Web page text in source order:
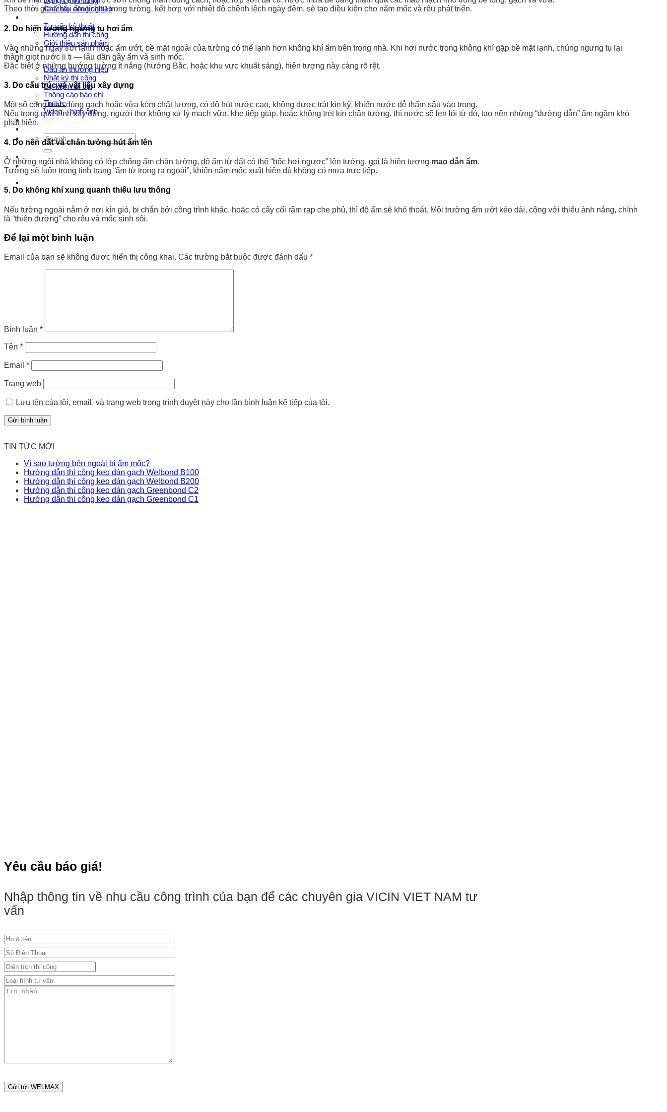
Chất tẩy công nghiệp
Tư vấn kỹ thuật
Hướng dẫn thi công
Giới thiệu sản phẩm
Dự án
Truyền thông
Dấu ấn thương hiệu
Nhật ký thi công
Sự kiện nổi bật
Thông cáo báo chí
Tin tức
Video – hình ảnh
Hợp tác Quốc Tế
FAQ
Search
for:
Theo thời gian, hơi ẩm tích tụ trong tường, kết hợp với nhiệt độ chênh lệch ngày đêm, sẽ tạo điều kiện cho nấm mốc và rêu phát triển.
2. Do hiện tượng ngưng tụ hơi ẩm
Vào những ngày trời lạnh hoặc ẩm ướt, bề mặt ngoài của tường có thể lạnh hơn không khí ấm bên trong nhà. Khi hơi nước trong không khí gặp bề mặt lạnh, chúng ngưng tụ lại
thành giọt nước li ti — lâu dần gây ẩm và sinh mốc.
Đặc biệt ở những hướng tường ít nắng (hướng Bắc, hoặc khu vực khuất sáng), hiện tượng này càng rõ rệt.
3. Do cấu trúc và vật liệu xây dựng
Một số công trình dùng gạch hoặc vữa kém chất lượng, có độ hút nước cao, không được trát kín kỹ, khiến nước dễ thấm sâu vào trong.
Nếu trong quá trình xây dựng, người thợ không xử lý mạch vữa, khe tiếp giáp, hoặc không trét kín chân tường, thì nước sẽ len lỏi từ đó, tạo nên những “đường dẫn” ẩm ngầm khó
phát hiện.
4. Do nền đất và chân tường hút ẩm lên
Ở những ngôi nhà không có lớp chống ẩm chân tường, độ ẩm từ đất có thể “bốc hơi ngược” lên tường, gọi là hiện tượng mao dẫn ẩm.
Tường sẽ luôn trong tình trạng “ẩm từ trong ra ngoài”, khiến nấm mốc xuất hiện dù không có mưa trực tiếp.
5. Do không khí xung quanh thiếu lưu thông
Nếu tường ngoài nằm ở nơi kín gió, bị chắn bởi công trình khác, hoặc có cây cối rậm rạp che phủ, thì độ ẩm sẽ khó thoát. Môi trường ẩm ướt kéo dài, cộng với thiếu ánh nắng, chính
là “thiên đường” cho rêu và mốc sinh sôi.
Để lại một bình luận
Email của bạn sẽ không được hiển thị công khai. Các trường bắt buộc được đánh dấu *
Bình luận *
Tên *
Email *
Trang web
Lưu tên của tôi, email, và trang web trong trình duyệt này cho lần bình luận kế tiếp của tôi.
TIN TỨC MỚI
Vì sao tường bên ngoài bị ẩm mốc?
Hướng dẫn thi công keo dán gạch Welbond B100
Hướng dẫn thi công keo dán gạch Welbond B200
Hướng dẫn thi công keo dán gạch Greenbond C2
Hướng dẫn thi công keo dán gạch Greenbond C1
Yêu cầu báo giá!
Nhập thông tin về nhu cầu công trình của bạn để các chuyên gia VICIN VIET NAM tư
vấn